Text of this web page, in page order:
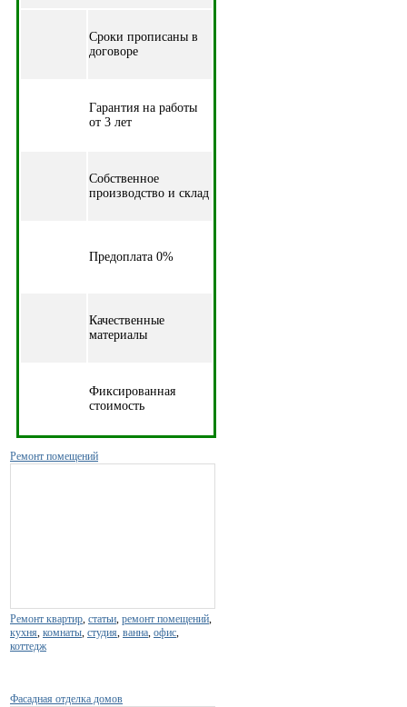
Cроки прописаны в
договоре
Гарантия на работы
от 3 лет
Собственное
производство и склад
Предоплата 0%
Качественные
материалы
Фиксированная
стоимость
Ремонт помещений
Ремонт квартир, статьи, ремонт помещений,
кухня, комнаты, студия, ванна, офис,
коттедж
Фасадная отделка домов